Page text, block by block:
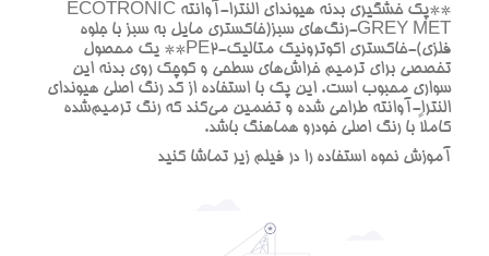
**پک خشگيري بدنه هيونداي النترا-آوانته ECOTRONIC
GREY MET-رنگ‌هاي سبز(خاکستري مايل به سبز با جلوه
فلزي)-خاکستري اکوترونيک متاليک-PE2** يک محصول
تخصصي براي ترميم خراش‌هاي سطحي و کوچک روي بدنه اين
سواري محبوب است. اين پک با استفاده از کد رنگ اصلي هيونداي
النترا-آوانته طراحي شده و تضمين مي‌کند که رنگ ترميم‌شده
کاملاً با رنگ اصلي خودرو هماهنگ باشد.
آموزش نحوه استفاده را در فيلم زير تماشا کنيد